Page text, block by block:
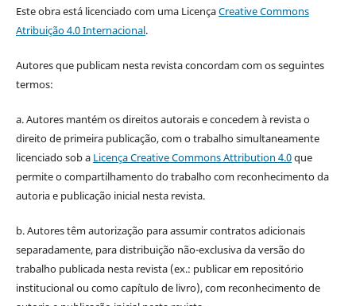
Este obra está licenciado com uma LicençaCreative Commons
Atribuição 4.0 Internacional.
Autores que publicam nesta revista concordam com os seguintes
termos:
a. Autores mantém os direitos autorais e concedem à revista o
direito de primeira publicação, com o trabalho simultaneamente
licenciado sob a Licença Creative Commons Attribution 4.0que
permite o compartilhamento do trabalho com reconhecimento da
autoria e publicação inicial nesta revista.
b. Autores têm autorização para assumir contratos adicionais
separadamente, para distribuição não-exclusiva da versão do
trabalho publicada nesta revista (ex.: publicar em repositório
institucional ou como capítulo de livro), com reconhecimento de